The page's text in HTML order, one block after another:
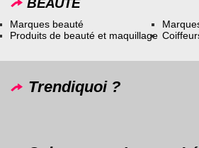
BEAUTÉ
Marques beauté
Produits de beauté et maquillage
Trendiquoi ?